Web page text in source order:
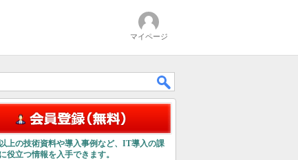
マイページ
上の技術資料や導入事例など、IT導入の課
役立つ情報を入手できます。